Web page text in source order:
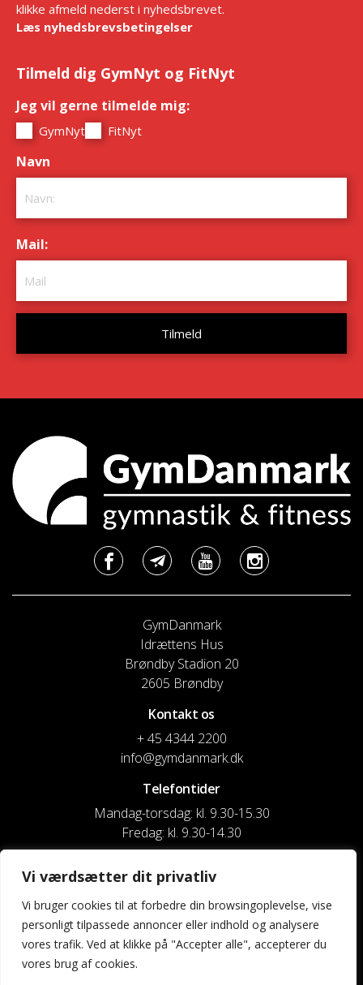
Vi værdsætter dit privatliv
Vi bruger cookies til at forbedre din browsingoplevelse, vise
personligt tilpassede annoncer eller indhold og analysere
vores trafik. Ved at klikke på "Accepter alle", accepterer du
vores brug af cookies.
klikke afmeld nederst i nyhedsbrevet.
Læs nyhedsbrevsbetingelser
Tilmeld dig GymNyt og FitNyt
Jeg vil gerne tilmelde mig:
GymNyt FitNyt
Navn
Mail:
GymDanmark
Idrættens Hus
Brøndby Stadion 20
2605 Brøndby
Kontakt os
+ 45 4344 2200
info@gymdanmark.dk
Telefontider
Mandag-torsdag: kl. 9.30-15.30
Fredag: kl. 9.30-14.30
CVR nr. 20916818
Reg. & Kontonr.: 4180 3119119022
Privatlivspolitik og cookies